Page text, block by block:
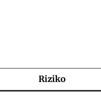
Riziko